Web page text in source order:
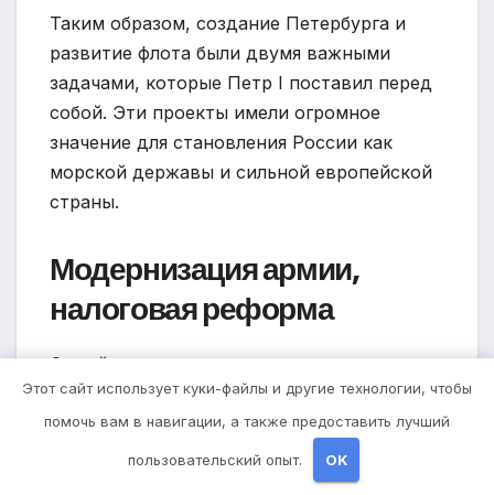
Таким образом, создание Петербурга и
развитие флота были двумя важными
задачами, которые Петр I поставил перед
собой. Эти проекты имели огромное
значение для становления России как
морской державы и сильной европейской
страны.
Модернизация армии,
налоговая реформа
Одной из самых знаменитых и значимых
достижений Петра I была его
модернизация армии. Правитель понял,
что военная сила страны играет важную
роль в ее развитии и истории. Для того
Этот сайт использует куки-файлы и другие технологии, чтобы
помочь вам в навигации, а также предоставить лучший
пользовательский опыт. OK